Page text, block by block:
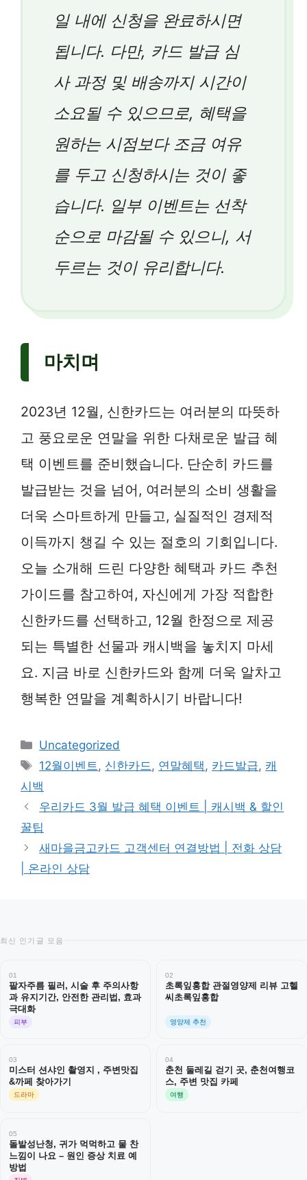
일 내에 신청을 완료하시면
됩니다. 다만, 카드 발급 심
사 과정 및 배송까지 시간이
소요될 수 있으므로, 혜택을
원하는 시점보다 조금 여유
를 두고 신청하시는 것이 좋
습니다. 일부 이벤트는 선착
순으로 마감될 수 있으니, 서
두르는 것이 유리합니다.
마치며
2023년 12월, 신한카드는 여러분의 따뜻하
고 풍요로운 연말을 위한 다채로운 발급 혜
택 이벤트를 준비했습니다. 단순히 카드를
발급받는 것을 넘어, 여러분의 소비 생활을
더욱 스마트하게 만들고, 실질적인 경제적
이득까지 챙길 수 있는 절호의 기회입니다.
오늘 소개해 드린 다양한 혜택과 카드 추천
가이드를 참고하여, 자신에게 가장 적합한
신한카드를 선택하고, 12월 한정으로 제공
되는 특별한 선물과 캐시백을 놓치지 마세
요. 지금 바로 신한카드와 함께 더욱 알차고
행복한 연말을 계획하시기 바랍니다!
카
테
리
Uncategorized
태
그
12월이벤트 , 신한카드 , 연말혜택 , 카드발급, 캐
시백
우리카드 3월 발급 혜택 이벤트 | 캐시백 & 할인
꿀팁
새마을금고카드 고객센터 연결방법 | 전화 상담
| 온라인 상담
최신 인기글 모음
01
팔자주름 필러, 시술 후 주의사항
과 유지기간, 안전한 관리법, 효과
극대화
피부
02
초록잎홍합 관절영양제 리뷰 고헬
씨초록잎홍합
영양제 추천
03
미스터 션샤인 촬영지 , 주변맛집
&까페 찾아가기
드라마
04
춘천 둘레길 걷기 곳, 춘천여행코
스, 주변 맛집 카페
여행
05
돌발성난청, 귀가 먹먹하고 물 찬
느낌이 나요 – 원인 증상 치료 예
방법